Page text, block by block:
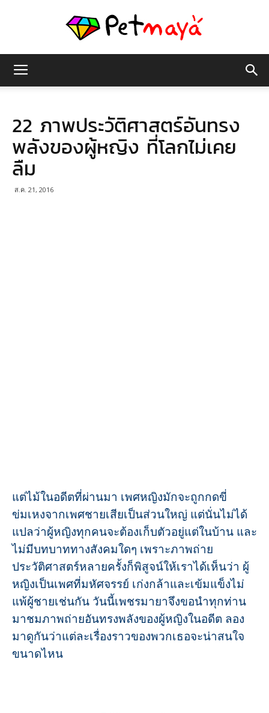
มายา
22 ภาพประวัติศาสตร์อันทรง
พลังของผู้หญิง ที่โลกไม่เคย
ลืม
ส.ค. 21, 2016
แต่ไม้ในอดีตที่ผ่านมา เพศหญิงมักจะถูกกดขี่
ข่มเหงจากเพศชายเสียเป็นส่วนใหญ่ แต่นั่นไม่ได้
แปลว่าผู้หญิงทุกคนจะต้องเก็บตัวอยู่แต่ในบ้าน และ
ไม่มีบทบาททางสังคมใดๆ เพราะภาพถ่าย
ประวัติศาสตร์หลายครั้งก็พิสูจน์ให้เราได้เห็นว่า ผู้
หญิงเป็นเพศที่มหัศจรรย์ เก่งกล้าและเข้มแข็งไม่
แพ้ผู้ชายเช่นกัน วันนี้เพชรมายาจึงขอนำทุกท่าน
มาชมภาพถ่ายอันทรงพลังของผู้หญิงในอดีต ลอง
มาดูกันว่าแต่ละเรื่องราวของพวกเธอจะน่าสนใจ
ขนาดไหน